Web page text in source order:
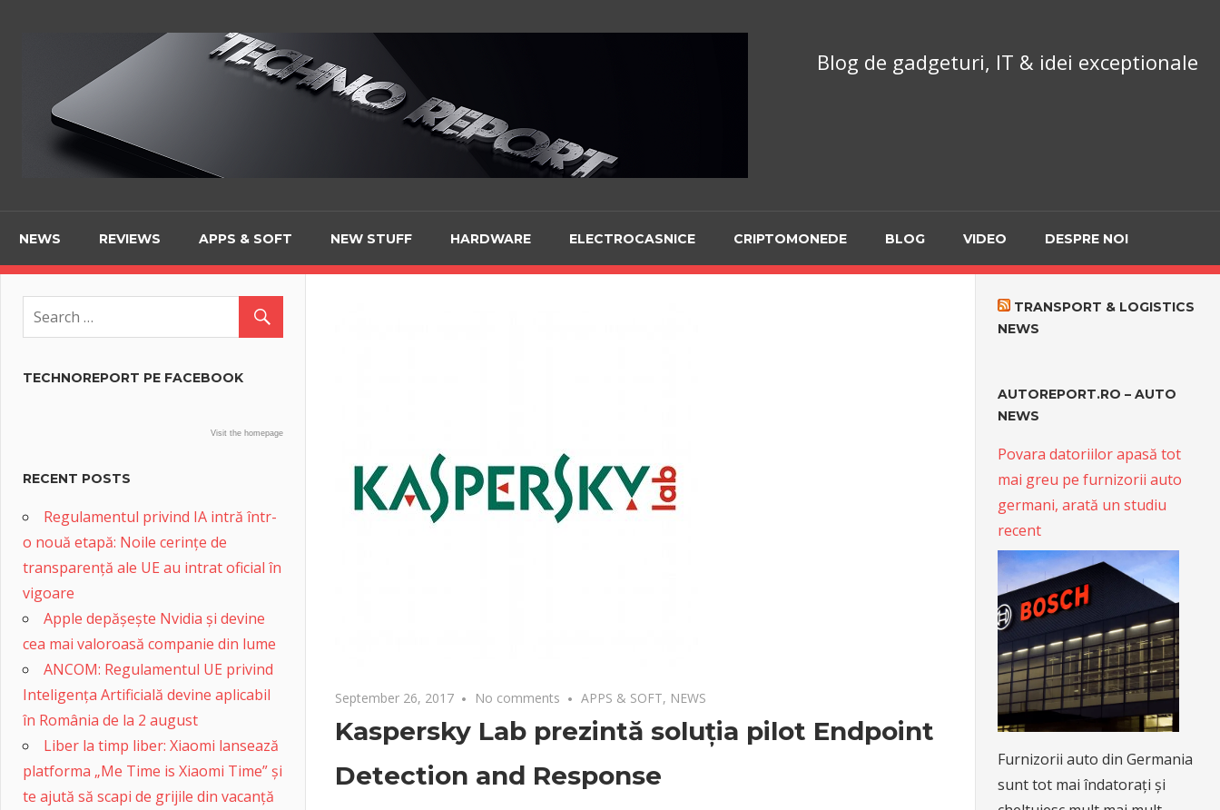
TechnoReport.ro
Blog de gadgeturi, IT & idei exceptionale
NEWS REVIEWS APPS & SOFT NEW STUFF HARDWARE ELECTROCASNICE CRIPTOMONEDE BLOG VIDEO DESPRE NOI
September 26, 2017 No comments APPS & SOFT, NEWS
Kaspersky Lab prezintă soluția pilot Endpoint
Detection and Response
TECHNOREPORT PE FACEBOOK
Visit the homepage
RECENT POSTS
Regulamentul privind IA intră într-
o nouă etapă: Noile cerințe de
transparență ale UE au intrat oficial în
vigoare
Apple depășește Nvidia și devine
cea mai valoroasă companie din lume
ANCOM: Regulamentul UE privind
Inteligența Artificială devine aplicabil
în România de la 2 august
Liber la timp liber: Xiaomi lansează
platforma „Me Time is Xiaomi Time” și
te ajută să scapi de grijile din vacanță
TRANSPORT & LOGISTICS
NEWS
AUTOREPORT.RO – AUTO
NEWS
Povara datoriilor apasă tot
mai greu pe furnizorii auto
germani, arată un studiu
recent
Furnizorii auto din Germania
sunt tot mai îndatorați și